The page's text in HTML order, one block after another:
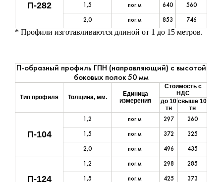
П-282 1,5 пог.м. 640 560
2,0 пог.м. 853 746
* Профили изготавливаются длиной от 1 до 15 метров.
П-образный профиль ГПН (направляющий) с высотой
боковых полок 50 мм
Тип профиля Толщина, мм.
Единица
измерения
Стоимость с
НДС
до 10
тн
свыше 10
тн
П-104
1,2 пог.м. 297 260
1,5 пог.м. 372 325
2,0 пог.м. 496 435
П-124
1,2 пог.м. 298 285
1,5 пог.м. 425 373